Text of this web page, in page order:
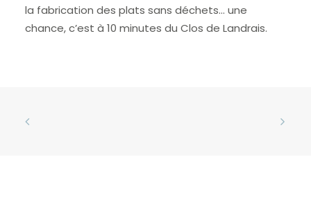
la fabrication des plats sans déchets… une
chance, c’est à 10 minutes du Clos de Landrais.